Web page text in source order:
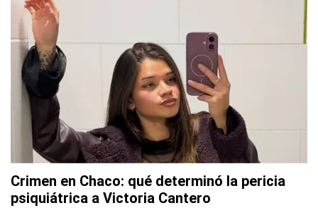
Crimen en Chaco: qué determinó la pericia
psiquiátrica a Victoria Cantero